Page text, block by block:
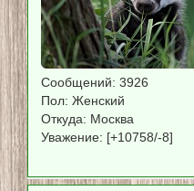
Сообщений: 3926
Пол: Женский
Откуда: Москва
Уважение: [+10758/-8]